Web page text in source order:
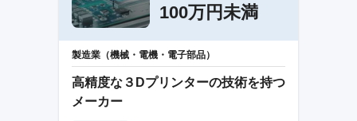
100万円未満
製造業（機械・電機・電子部品）
高精度な３Dプリンターの技術を持つ
メーカー